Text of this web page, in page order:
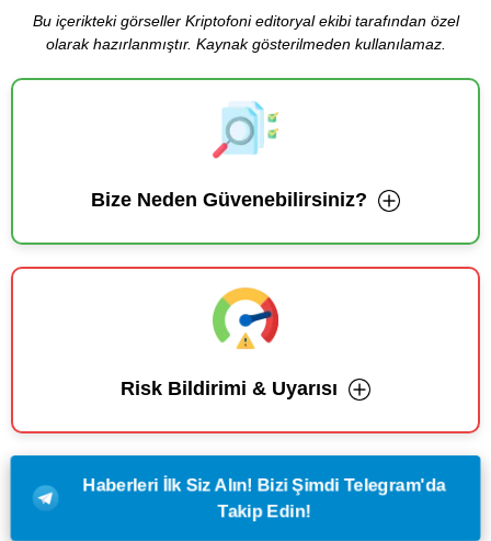
Bu içerikteki görseller Kriptofoni editoryal ekibi tarafından özel
olarak hazırlanmıştır. Kaynak gösterilmeden kullanılamaz.
Bize Neden Güvenebilirsiniz?
Risk Bildirimi & Uyarısı
Haberleri İlk Siz Alın! Bizi Şimdi Telegram'da
Takip Edin!